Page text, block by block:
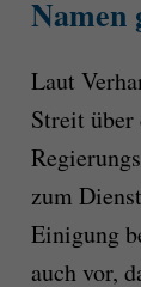
Namen
Laut
Streit über
zum
Einigung
auch vor,